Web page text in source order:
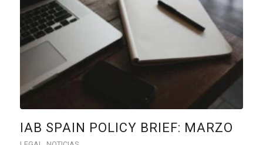
IAB SPAIN POLICY BRIEF: MARZO